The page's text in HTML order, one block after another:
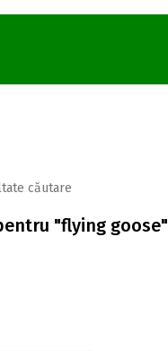
căutare
"flying goose"